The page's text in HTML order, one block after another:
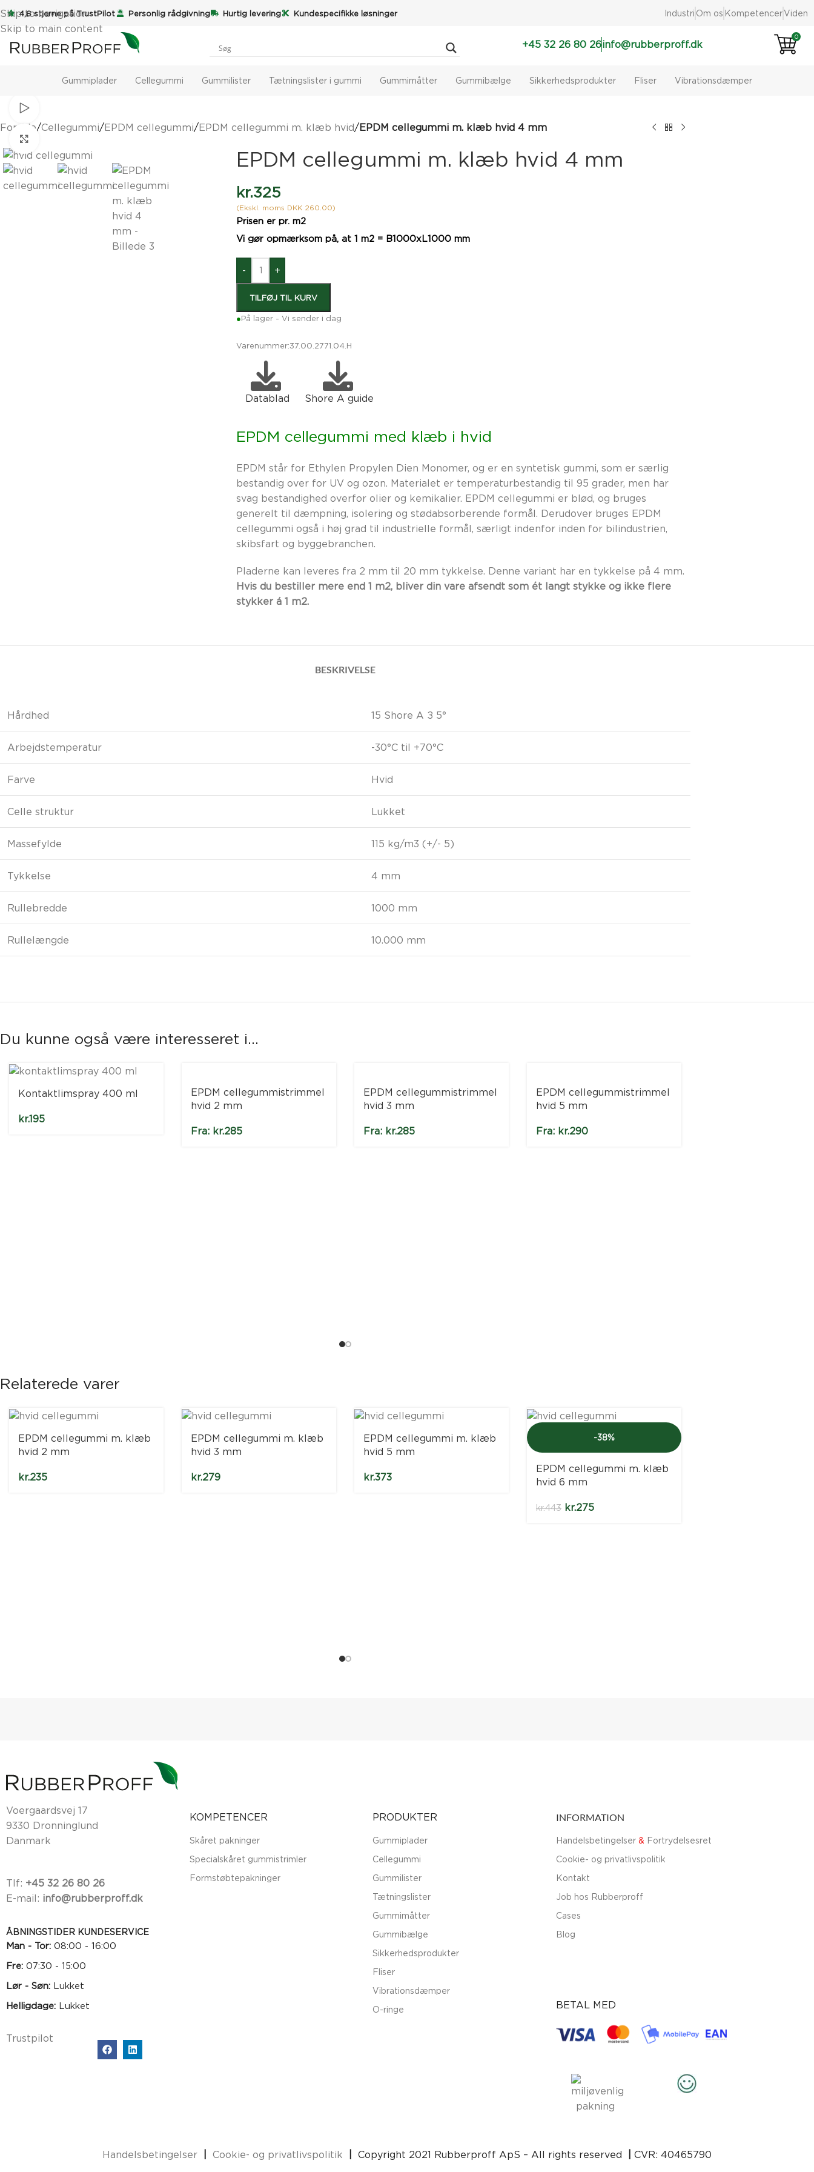
Skip to navigation
Skip to main content
4,8 stjerne på TrustPilot Personlig rådgivning Hurtig levering Kundespecifikke løsninger Industri Om os KompetencerViden
+45 32 26 80 26info@rubberproff.dk
0
Gummiplader Cellegummi Gummilister Tætningslister i gummi Gummimåtter Gummibælge Sikkerhedsprodukter Fliser Vibrationsdæmper
Forside/Cellegummi/EPDM cellegummi/EPDM cellegummi m. klæb hvid/EPDM cellegummi m. klæb hvid 4 mm
EPDM cellegummi m. klæb hvid 4 mm
kr.325
(Ekskl. moms DKK 260.00)
Prisen er pr. m2
Vi gør opmærksom på, at 1 m2 = B1000xL1000 mm
- +
TILFØJ TIL KURV
●På lager - Vi sender i dag
Varenummer:37.00.2771.04.H
Datablad Shore A guide
EPDM cellegummi med klæb i hvid
EPDM står for Ethylen Propylen Dien Monomer, og er en syntetisk gummi, som er særlig
bestandig over for UV og ozon. Materialet er temperaturbestandig til 95 grader, men har
svag bestandighed overfor olier og kemikalier. EPDM cellegummi er blød, og bruges
generelt til dæmpning, isolering og stødabsorberende formål. Derudover bruges EPDM
cellegummi også i høj grad til industrielle formål, særligt indenfor inden for bilindustrien,
skibsfart og byggebranchen.
Pladerne kan leveres fra 2 mm til 20 mm tykkelse. Denne variant har en tykkelse på 4 mm.
Hvis du bestiller mere end 1 m2, bliver din vare afsendt som ét langt stykke og ikke flere
stykker á 1 m2.
BESKRIVELSE
Hårdhed 15 Shore A ± 5°
Arbejdstemperatur -30°C til +70°C
Farve Hvid
Celle struktur Lukket
Massefylde 115 kg/m3 (+/- 5)
Tykkelse 4 mm
Rullebredde 1000 mm
Rullelængde 10.000 mm
Du kunne også være interesseret i...
Kontaktlimspray 400 ml
kr.195
EPDM cellegummistrimmel
hvid 2 mm
Fra: kr.285
EPDM cellegummistrimmel
hvid 3 mm
Fra: kr.285
EPDM cellegummistrimmel
hvid 5 mm
Fra: kr.290
Relaterede varer
EPDM cellegummi m. klæb
hvid 2 mm
kr.235
EPDM cellegummi m. klæb
hvid 3 mm
kr.279
EPDM cellegummi m. klæb
hvid 5 mm
kr.373
-38%
EPDM cellegummi m. klæb
hvid 6 mm
kr.443 kr.275
Voergaardsvej 17
9330 Dronninglund
Danmark
Tlf: +45 32 26 80 26
E-mail: info@rubberproff.dk
ÅBNINGSTIDER KUNDESERVICE
Man - Tor: 08:00 - 16:00
Fre: 07:30 - 15:00
Lør - Søn: Lukket
Helligdage: Lukket
Trustpilot
KOMPETENCER
Skåret pakninger
Specialskåret gummistrimler
Formstøbtepakninger
PRODUKTER
Gummiplader
Cellegummi
Gummilister
Tætningslister
Gummimåtter
Gummibælge
Sikkerhedsprodukter
Fliser
Vibrationsdæmper
O-ringe
INFORMATION
Handelsbetingelser& Fortrydelsesret
Cookie- og privatlivspolitik
Kontakt
Job hos Rubberproff
Cases
Blog
BETAL MED
Handelsbetingelser Cookie- og privatlivspolitik Copyright 2021 Rubberproff ApS – All rights reserved CVR: 40465790